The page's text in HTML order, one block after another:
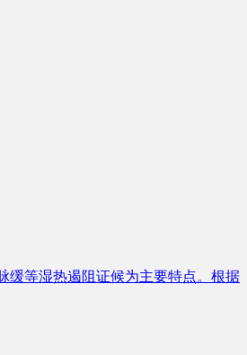
缓等湿热遏阻证候为主要特点。根据